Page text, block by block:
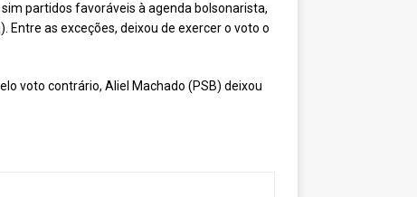
partidos favoráveis à agenda bolsonarista,
Entre as exceções, deixou de exercer o voto o
voto contrário, Aliel Machado (PSB) deixou